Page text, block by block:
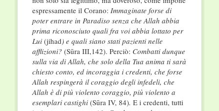
espressamente il Corano: Immaginate forse di
poter entrare in Paradiso senza che Allah abbia
prima riconosciuto quali fra voi abbia lottato per
Lui (jihad) e quali siano stati pazienti nelle
afflizioni? (Sūra III,142). Perciò: Combatti dunque
sulla via di Allah, che solo della Tua anima ti sarà
chiesto conto, ed incoraggia i credenti, che forse
Allah respingerà il coraggio degli infedeli, che
Allah è di più violento coraggio, più violento a
esemplari castighi (Sūra IV, 84). E i credenti, tutti